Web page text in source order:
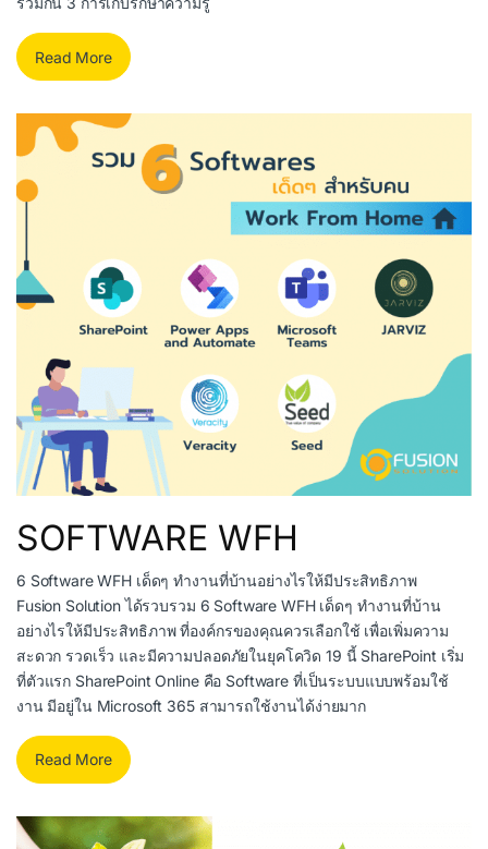
Read More
SOFTWARE WFH
6 Software WFH เด็ดๆ ทำงานที่บ้านอย่างไรให้มีประสิทธิภาพ
Fusion Solution ได้รวบรวม 6 Software WFH เด็ดๆ ทำงานที่บ้าน
อย่างไรให้มีประสิทธิภาพ ที่องค์กรของคุณควรเลือกใช้ เพื่อเพิ่มความ
สะดวก รวดเร็ว และมีความปลอดภัยในยุคโควิด 19 นี้ SharePoint เริ่ม
ที่ตัวแรก SharePoint Online คือ Software ที่เป็นระบบแบบพร้อมใช้
งาน มีอยู่ใน Microsoft 365 สามารถใช้งานได้ง่ายมาก
Read More